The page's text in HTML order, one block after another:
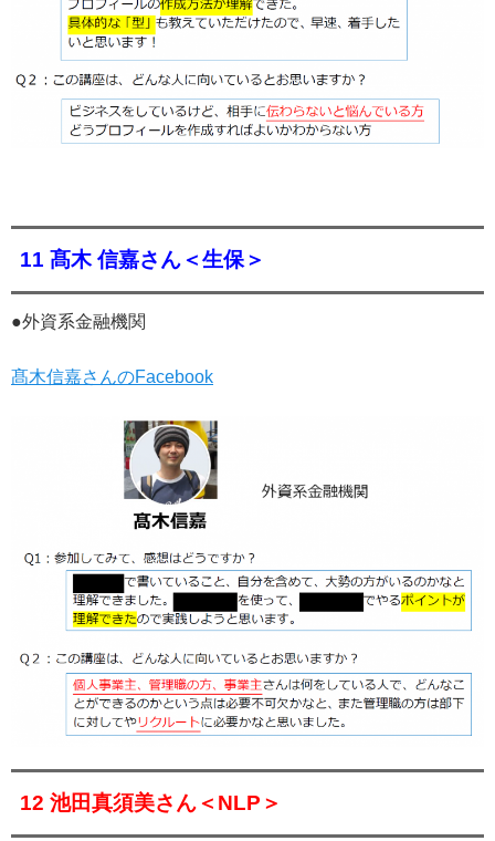
11 髙木 信嘉さん＜生保＞
●外資系金融機関
髙木信嘉さんのFacebook
12 池田真須美さん＜NLP＞